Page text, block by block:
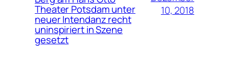
Theater Potsdam unter
neuer Intendanz recht
uninspiriert in Szene
gesetzt
10, 2018